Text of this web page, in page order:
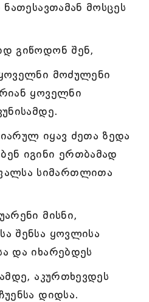
ნათესავთამან მოსცეს
გიწოდონ შენ,
მოძულენი
ყოველნი
იყავ ძეთა ზედა
იგინი ერთბამად
სიმართლითა
მისნი,
შენსა ყოვლისა
და იხარებდეს
აკურთხევდეს
დიდსა.